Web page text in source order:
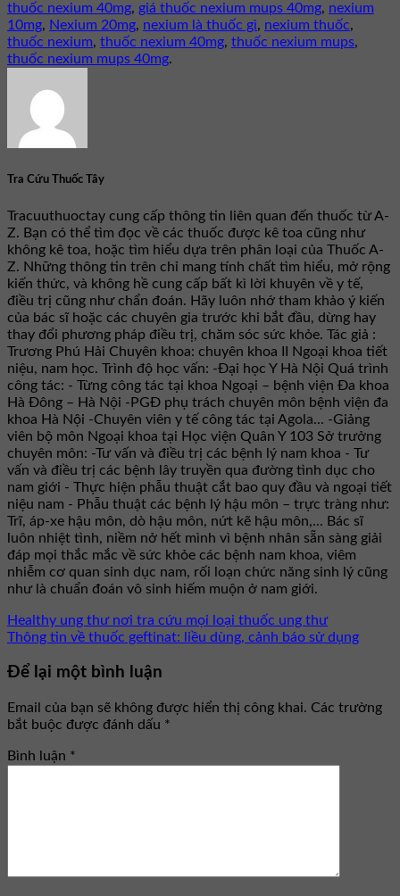
thuốc nexium 40mg, giá thuốc nexium mups 40mg, nexium
10mg, Nexium 20mg, nexium là thuốc gì, nexium thuốc,
thuốc nexium, thuốc nexium 40mg, thuốc nexium mups,
thuốc nexium mups 40mg.
Tra Cứu Thuốc Tây
Tracuuthuoctay cung cấp thông tin liên quan đến thuốc từ A-
Z. Bạn có thể tìm đọc về các thuốc được kê toa cũng như
không kê toa, hoặc tìm hiểu dựa trên phân loại của Thuốc A-
Z. Những thông tin trên chỉ mang tính chất tìm hiểu, mở rộng
kiến thức, và không hề cung cấp bất kì lời khuyên về y tế,
điều trị cũng như chẩn đoán. Hãy luôn nhớ tham khảo ý kiến
của bác sĩ hoặc các chuyên gia trước khi bắt đầu, dừng hay
thay đổi phương pháp điều trị, chăm sóc sức khỏe. Tác giả :
Trương Phú Hải Chuyên khoa: chuyên khoa II Ngoại khoa tiết
niệu, nam học. Trình độ học vấn: -Đại học Y Hà Nội Quá trình
công tác: - Từng công tác tại khoa Ngoại – bệnh viện Đa khoa
Hà Đông – Hà Nội -PGĐ phụ trách chuyên môn bệnh viện đa
khoa Hà Nội -Chuyên viên y tế công tác tại Agola... -Giảng
viên bộ môn Ngoại khoa tại Học viện Quân Y 103 Sở trưởng
chuyên môn: -Tư vấn và điều trị các bệnh lý nam khoa - Tư
vấn và điều trị các bệnh lây truyền qua đường tình dục cho
nam giới - Thực hiện phẫu thuật cắt bao quy đầu và ngoại tiết
niệu nam - Phẫu thuật các bệnh lý hậu môn – trực tràng như:
Trĩ, áp-xe hậu môn, dò hậu môn, nứt kẽ hậu môn,... Bác sĩ
luôn nhiệt tình, niềm nở hết mình vì bệnh nhân sẵn sàng giải
đáp mọi thắc mắc về sức khỏe các bệnh nam khoa, viêm
nhiễm cơ quan sinh dục nam, rối loạn chức năng sinh lý cũng
như là chuẩn đoán vô sinh hiếm muộn ở nam giới.
Healthy ung thư nơi tra cứu mọi loại thuốc ung thư
Thông tin về thuốc geftinat: liều dùng, cảnh báo sử dụng
Để lại một bình luận
Email của bạn sẽ không được hiển thị công khai. Các trường
bắt buộc được đánh dấu *
Bình luận *